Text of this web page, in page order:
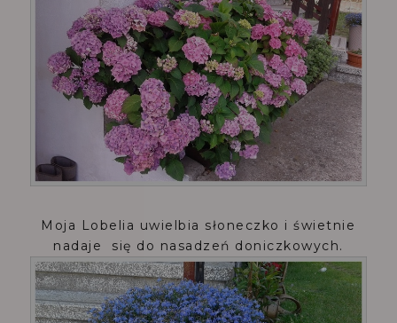
Moja Lobelia uwielbia słoneczko i świetnie
nadaje się do nasadzeń doniczkowych.